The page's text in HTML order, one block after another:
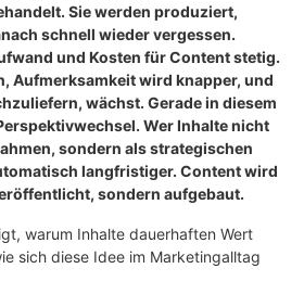
Sie werden produziert,
schnell wieder vergessen.
und Kosten für Content stetig.
Aufmerksamkeit wird knapper, und
wächst. Gerade in diesem
Wer Inhalte nicht
sondern als strategischen
langfristiger. Content wird
sondern aufgebaut.
warum Inhalte dauerhaften Wert
sich diese Idee im Marketingalltag